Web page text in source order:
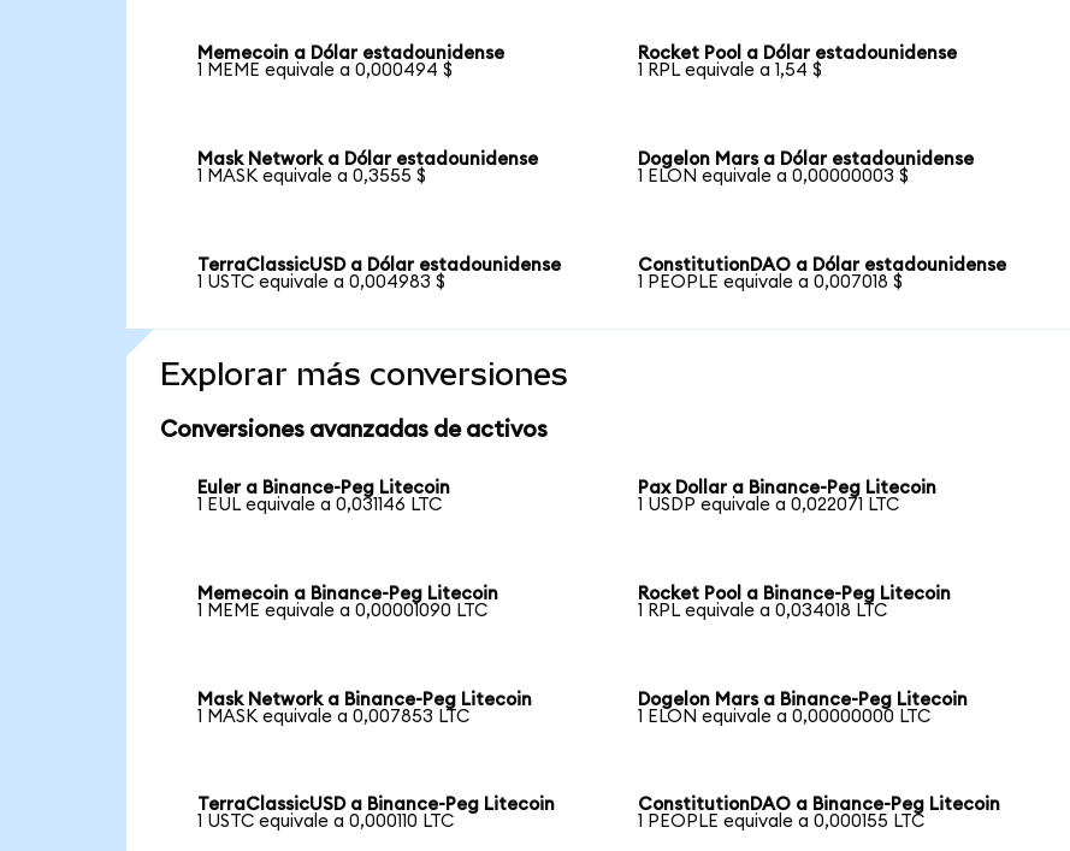
Memecoin a Dólar estadounidense
1 MEME equivale a 0,000494 $
Rocket Pool a Dólar estadounidense
1 RPL equivale a 1,54 $
Mask Network a Dólar estadounidense
1 MASK equivale a 0,3555 $
Dogelon Mars a Dólar estadounidense
1 ELON equivale a 0,00000003 $
TerraClassicUSD a Dólar estadounidense
1 USTC equivale a 0,004983 $
ConstitutionDAO a Dólar estadounidense
1 PEOPLE equivale a 0,007018 $
Explorar más conversiones
Conversiones avanzadas de activos
Euler a Binance-Peg Litecoin
1 EUL equivale a 0,031146 LTC
Pax Dollar a Binance-Peg Litecoin
1 USDP equivale a 0,022071 LTC
Memecoin a Binance-Peg Litecoin
1 MEME equivale a 0,00001090 LTC
Rocket Pool a Binance-Peg Litecoin
1 RPL equivale a 0,034018 LTC
Mask Network a Binance-Peg Litecoin
1 MASK equivale a 0,007853 LTC
Dogelon Mars a Binance-Peg Litecoin
1 ELON equivale a 0,00000000 LTC
TerraClassicUSD a Binance-Peg Litecoin
1 USTC equivale a 0,000110 LTC
ConstitutionDAO a Binance-Peg Litecoin
1 PEOPLE equivale a 0,000155 LTC